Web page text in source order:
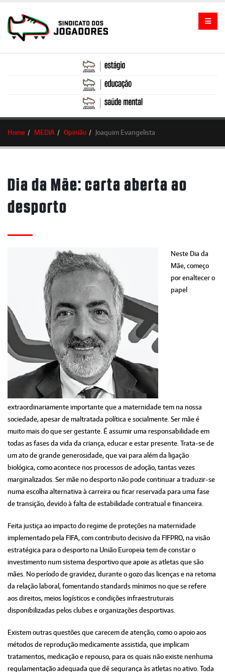
Home MEDIA Opinião Joaquim Evangelista
Dia da Mãe: carta aberta ao
desporto
Neste Dia da
Mãe, começo
por enaltecer o
papel
extraordinariamente importante que a maternidade tem na nossa
sociedade, apesar de maltratada política e socialmente. Ser mãe é
muito mais do que ser gestante. É assumir uma responsabilidade em
todas as fases da vida da criança, educar e estar presente. Trata-se de
um ato de grande generosidade, que vai para além da ligação
biológica, como acontece nos processos de adoção, tantas vezes
marginalizados. Ser mãe no desporto não pode continuar a traduzir-se
numa escolha alternativa à carreira ou ficar reservada para uma fase
de transição, devido à falta de estabilidade contratual e financeira.
Feita justiça ao impacto do regime de proteções na maternidade
implementado pela FIFA, com contributo decisivo da FIFPRO, na visão
estratégica para o desporto na União Europeia tem de constar o
investimento num sistema desportivo que apoie as atletas que são
mães. No período de gravidez, durante o gozo das licenças e na retoma
da relação laboral, fomentando standards mínimos no que se refere
aos direitos, meios logísticos e condições infraestruturais
disponibilizadas pelos clubes e organizações desportivas.
Existem outras questões que carecem de atenção, como o apoio aos
métodos de reprodução medicamente assistida, que implicam
tratamentos, medicação e repouso, para os quais não existe nenhuma
regulamentação adequada que dê segurança às atletas no ativo. Toda